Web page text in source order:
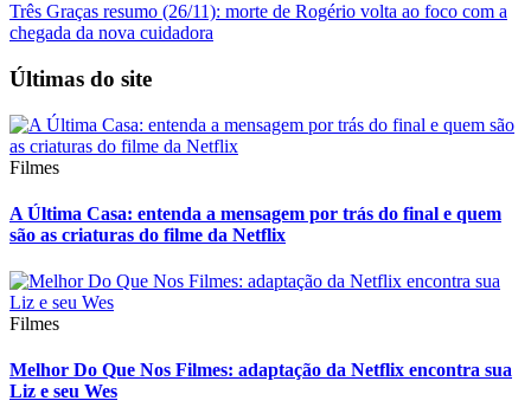
Três Graças resumo (26/11): morte de Rogério volta ao foco com a
chegada da nova cuidadora
Últimas do site
Filmes
A Última Casa: entenda a mensagem por trás do final e quem
são as criaturas do filme da Netflix
Filmes
Melhor Do Que Nos Filmes: adaptação da Netflix encontra sua
Liz e seu Wes